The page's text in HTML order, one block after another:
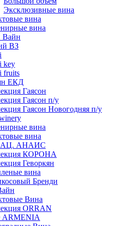
Эксклюзивные вина
вина
вина
Вайн
ВЗ
key
fruits
ЕКД
Гаясон
Гаясон п/у
Гаясон Новогодняя п/у
вина
вина
АНАИС
КОРОНА
Геворкян
вина
Бренди
Вина
ORRAN
ARMENIA